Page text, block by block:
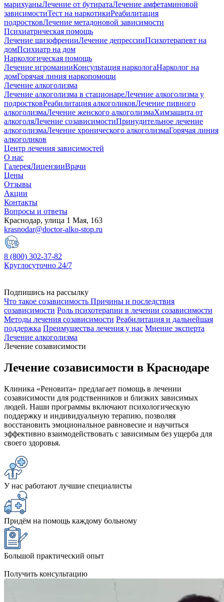
марихуаныЛечение от бутиратаЛечение амфетаминовой
зависимостиТест на наркотикиРеабилитация
подростковЛечение метадоновой зависимости
Психиатрическая помощь
Лечение шизофренииЛечение депрессииПсихотерапевт на
домПсихиатр на дом
Наркологическая помощь
Лечение игроманииКонсультация наркологаНарколог на
домГорячая линия наркопомощи
Лечение алкоголизма
Лечение алкоголизма в стационареЛечение алкоголизма у
подростковРеабилитация алкоголиковЛечение пивного
алкоголизмаЛечение женского алкоголизмаХимзащита от
алкоголяЛечение созависимостиПринудительное лечение
алкоголизмаЛечение хронического алкоголизмаГорячая линия
алкоголиков
Центр лечения зависимостей
О нас
ГалереяЛицензииВрачи
Цены
Отзывы
Акции
Контакты
Вопросы и ответы
Краснодар, улица 1 Мая, 163
krasnodar@doctor-alko-stop.ru
8 (800) 302-37-82
Круглосуточно 24/7
Подпишись на рассылку
Что такое созависимость Причины и последствия
созависимости Роль психотерапии в лечении созависимости
Методы лечения созависимости Реабилитация и дальнейшая
поддержка Преимущества лечения у нас Мнение эксперта
Лечение алкоголизма
Лечение созависимости
Лечение созависимости в Краснодаре
Клиника «Реновита» предлагает помощь в лечении
созависимости для родственников и близких зависимых
людей. Наши программы включают психологическую
поддержку и индивидуальную терапию, позволяя
восстановить эмоциональное равновесие и научиться
эффективно взаимодействовать с зависимым без ущерба для
своего здоровья.
У нас работают лучшие специалисты
Придём на помощь каждому больному
Большой практический опыт
Получить консультацию